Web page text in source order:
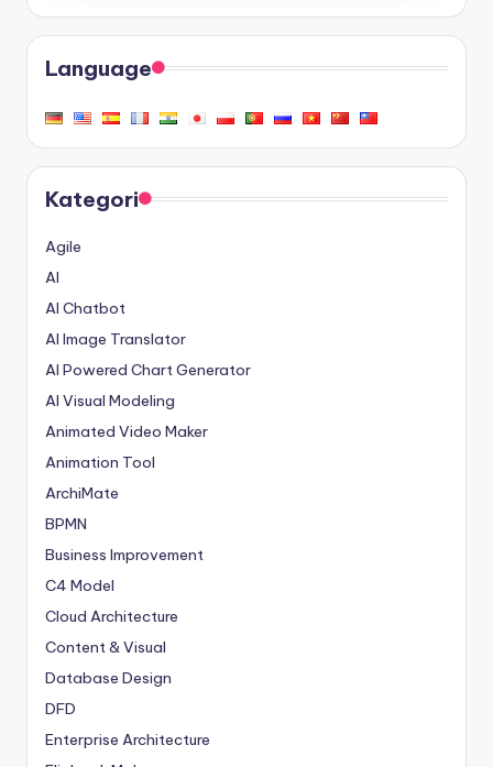
Language
Kategori
Agile
AI
AI Chatbot
AI Image Translator
AI Powered Chart Generator
AI Visual Modeling
Animated Video Maker
Animation Tool
ArchiMate
BPMN
Business Improvement
C4 Model
Cloud Architecture
Content & Visual
Database Design
DFD
Enterprise Architecture